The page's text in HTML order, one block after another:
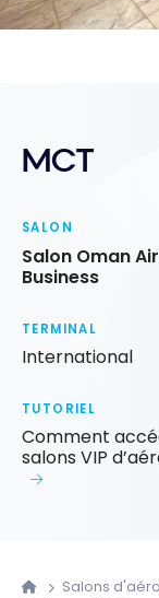
MCT
SALON
Salon Oman
Business
TERMINAL
International
TUTORIEL
Comment
salons VIP
Salons